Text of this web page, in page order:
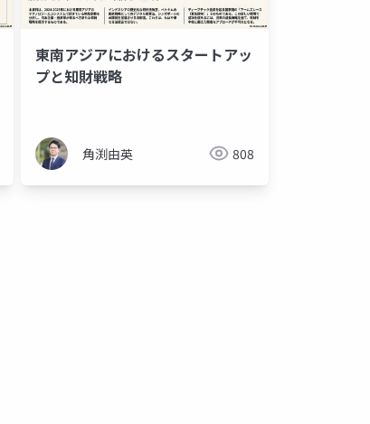
東南アジアにおけるスタートアッ
プと知財戦略
角渕由英 808